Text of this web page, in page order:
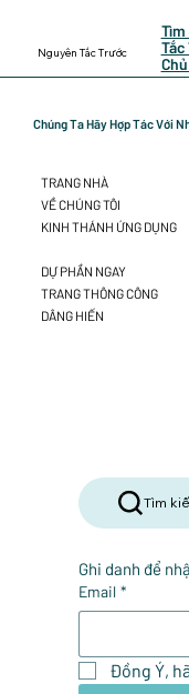
Nguyên Tắc Trước
Tìm
Tắc
Chúng Ta Hãy Hợp Tác Với
Tìm
Ghi danh để
Email *
Đồng Ý,
TRANG NHÀ
VỀ CHÚNG TÔI
KINH THÁNH ỨNG DỤNG
DỰ PHẦN NGAY
TRANG THÔNG CÔNG
DÂNG HIẾN